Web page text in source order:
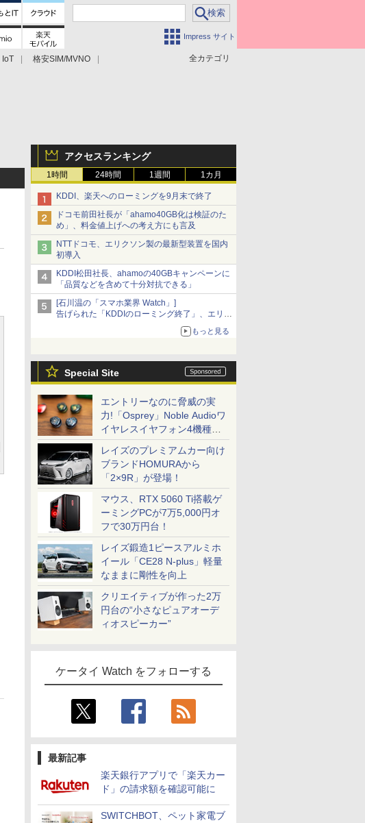
Impress サイト
全カテゴリ
IoT
格安SIM/MVNO
アクセスランキング
1時間 24時間 1週間 1カ月
KDDI、楽天へのローミングを9月末で終了
ドコモ前田社長が「ahamo40GB化は検証のた
め」、料金値上げへの考え方にも言及
NTTドコモ、エリクソン製の最新型装置を国内
初導入
KDDI松田社長、ahamoの40GBキャンペーンに
「品質などを含めて十分対抗できる」
[石川温の「スマホ業界 Watch」]
告げられた「KDDIのローミング終了」、エリア
マップの落とし穴と楽天モバイルの課題
もっと見る
Special Site
エントリーなのに脅威の実
力!「Osprey」Noble Audioワ
イヤレスイヤフォン4機種を
一気に聴く
レイズのプレミアムカー向け
ブランドHOMURAから
「2×9R」が登場！
マウス、RTX 5060 Ti搭載ゲ
ーミングPCが7万5,000円オ
フで30万円台！
レイズ鍛造1ピースアルミホ
イール「CE28 N-plus」軽量
なままに剛性を向上
クリエイティブが作った2万
円台の“小さなピュアオーデ
ィオスピーカー”
ケータイ Watch をフォローする
最新記事
楽天銀行アプリで「楽天カー
ド」の請求額を確認可能に
SWITCHBOT、ペット家電ブ